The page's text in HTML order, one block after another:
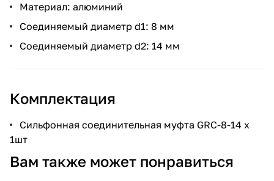
Материал: алюминий
Соединяемый диаметр d1: 8 мм
Соединяемый диаметр d2: 14 мм
Комплектация
Сильфонная соединительная муфта GRС-8-14 х
1шт
Вам также может понравиться